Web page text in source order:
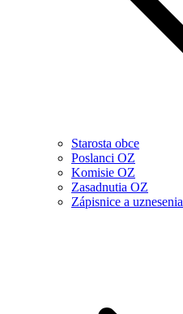
Starosta obce
Poslanci OZ
Komisie OZ
Zasadnutia OZ
Zápisnice a uznesenia